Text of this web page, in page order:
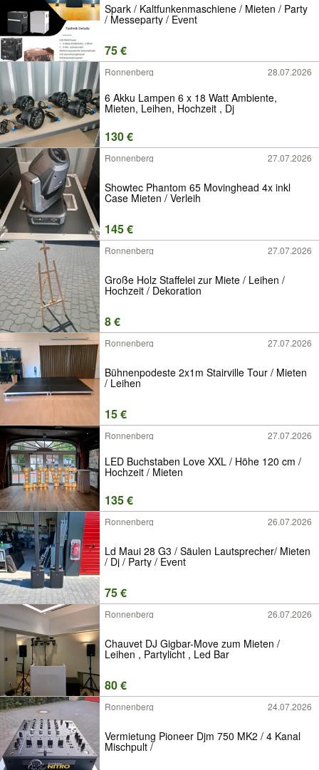
Spark / Kaltfunkenmaschiene / Mieten / Party
/ Messeparty / Event
75 €
Ronnenberg 28.07.2026
6 Akku Lampen 6 x 18 Watt Ambiente,
Mieten, Leihen, Hochzeit , Dj
130 €
Ronnenberg 27.07.2026
Showtec Phantom 65 Movinghead 4x inkl
Case Mieten / Verleih
145 €
Ronnenberg 27.07.2026
Große Holz Staffelei zur Miete / Leihen /
Hochzeit / Dekoration
8 €
Ronnenberg 27.07.2026
Bühnenpodeste 2x1m Stairville Tour / Mieten
/ Leihen
15 €
Ronnenberg 27.07.2026
LED Buchstaben Love XXL / Höhe 120 cm /
Hochzeit / Mieten
135 €
Ronnenberg 26.07.2026
Ld Maui 28 G3 / Säulen Lautsprecher/ Mieten
/ Dj / Party / Event
75 €
Ronnenberg 26.07.2026
Chauvet DJ Gigbar-Move zum Mieten /
Leihen , Partylicht , Led Bar
80 €
Ronnenberg 24.07.2026
Vermietung Pioneer Djm 750 MK2 / 4 Kanal
Mischpult /